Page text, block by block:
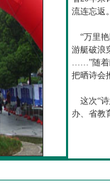
流连忘返
“万里艳
游艇破浪
……”随着
把晒诗会
这次“诗
办、省教